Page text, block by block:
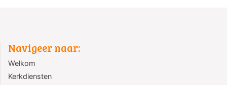
Navigeer naar:
Welkom
Kerkdiensten